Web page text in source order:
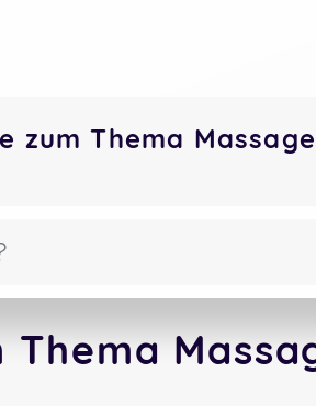
zum Thema